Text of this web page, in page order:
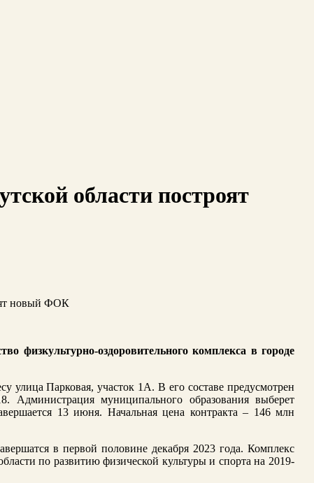
области построят
физкультурно-оздоровительного комплекса в городе
улица Парковая, участок 1А. В его составе предусмотрен
Администрация муниципального образования выберет
13 июня. Начальная цена контракта – 146 млн
в первой половине декабря 2023 года. Комплекс
по развитию физической культуры и спорта на 2019-